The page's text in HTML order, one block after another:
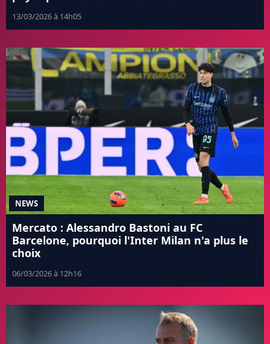
13/03/2026 à 14h05
NEWS
Mercato : Alessandro Bastoni au FC
Barcelone, pourquoi l'Inter Milan n'a plus le
choix
06/03/2026 à 12h16